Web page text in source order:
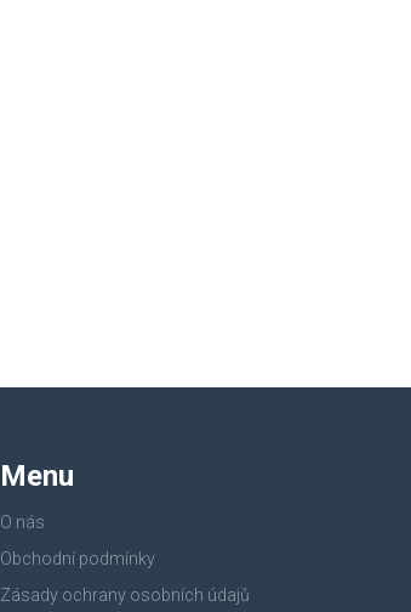
Menu
O nás
Obchodní podmínky
Zásady ochrany osobních údajů